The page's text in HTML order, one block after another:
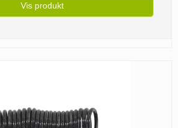
Vis produkt